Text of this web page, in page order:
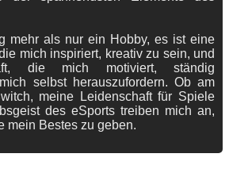
mehr als nur ein Hobby, es ist eine
mich inspiriert, kreativ zu sein, und
die mich motiviert, ständig
selbst herauszufordern. Ob am
meine Leidenschaft für Spiele
des eSports treiben mich an,
mein Bestes zu geben.